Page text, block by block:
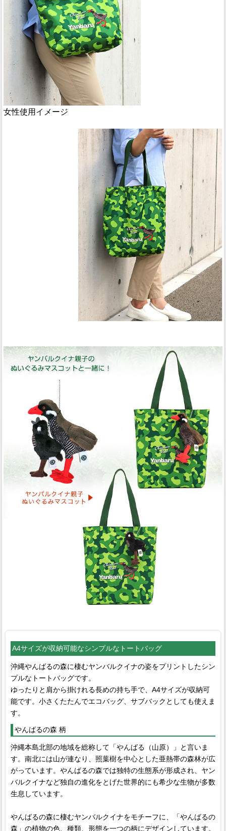
女性使用イメージ
A4サイズが収納可能なシンプルなトートバッグ
沖縄やんばるの森に棲むヤンバルクイナの姿をプリントしたシン
プルなトートバッグです。
ゆったりと肩から掛けれる長めの持ち手で、A4サイズが収納可
能です。小さくたたんでエコバッグ、サブバックとしても使えま
す。
やんばるの森 柄
沖縄本島北部の地域を総称して「やんばる（山原）」と言いま
す。南北には山が連なり、照葉樹を中心とした亜熱帯の森林が広
がっています。やんばるの森では独特の生態系が形成され、ヤン
バルクイナなど独自の進化をとげた世界的にも希少な生物が多数
生息しています。
やんばるの森に棲むヤンバルクイナをモチーフに、「やんばるの
森」の植物の色、種類、形態を一つの柄にデザインしています。